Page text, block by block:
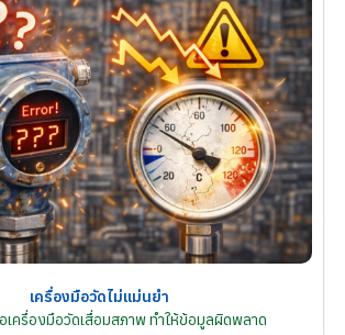
เครื่องมือวัดไม่แม่นยำ
เครื่องมือวัดเสื่อมสภาพ ทำให้ข้อมูลผิดพลาด